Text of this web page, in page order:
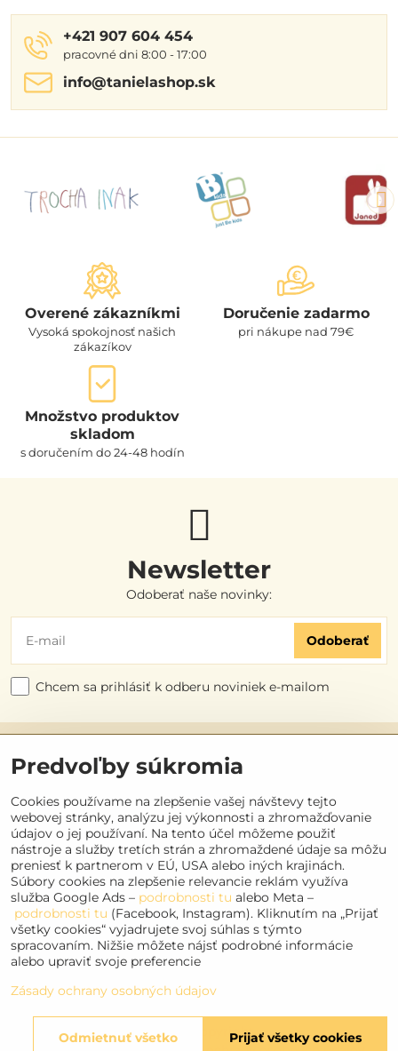
+421 907 604 454
pracovné dni 8:00 - 17:00
info​@tanielashop​.sk
Overené zákazníkmi
Vysoká spokojnosť našich
zákazíkov
Doručenie zadarmo
pri nákupe nad 79€
Množstvo produktov
skladom
s doručením do 24-48 hodín
Newsletter
Odoberať naše novinky:
Odoberať
Chcem sa prihlásiť k odberu noviniek e-mailom
Užitočné odkazy
Objednávky
Kontakt
Sociálne siete
Facebook
Instagram
Youtube
©2026
Copyright
Predvoľby súkromia
Cookies používame na zlepšenie vašej návštevy tejto
webovej stránky, analýzu jej výkonnosti a zhromažďovanie
údajov o jej používaní. Na tento účel môžeme použiť
nástroje a služby tretích strán a zhromaždené údaje sa môžu
preniesť k partnerom v EÚ, USA alebo iných krajinách.
Súbory cookies na zlepšenie relevancie reklám využíva
služba Google Ads – podrobnosti tu alebo Meta –
podrobnosti tu (Facebook, Instagram). Kliknutím na „Prijať
všetky cookies“ vyjadrujete svoj súhlas s týmto
spracovaním. Nižšie môžete nájsť podrobné informácie
alebo upraviť svoje preferencie
Zásady ochrany osobných údajov
Prijať všetky cookies
Odmietnuť všetko